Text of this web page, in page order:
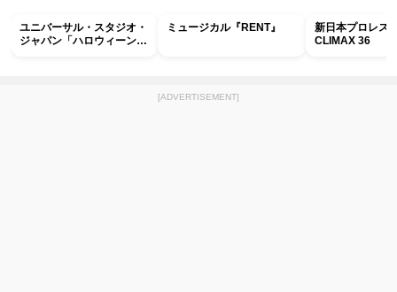
ユニバーサル・スタジオ・
ジャパン「ハロウィーン・
ミュージカル『RENT』
新日本プロレス
CLIMAX 36
[ADVERTISEMENT]